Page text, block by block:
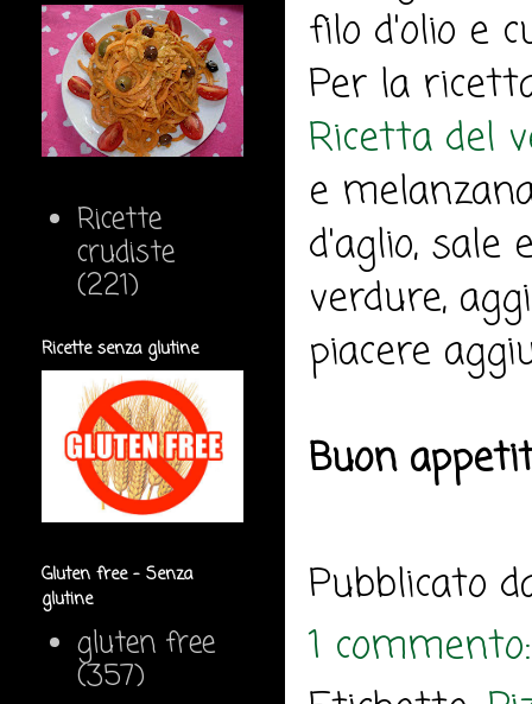
filo d'olio e
Per la
Ricetta del
e
d'aglio, sale
verdure,
piacere
Buon
Pubblicato
1
Ricette
crudiste
(221)
Ricette senza glutine
Gluten free - Senza
glutine
gluten free
(357)